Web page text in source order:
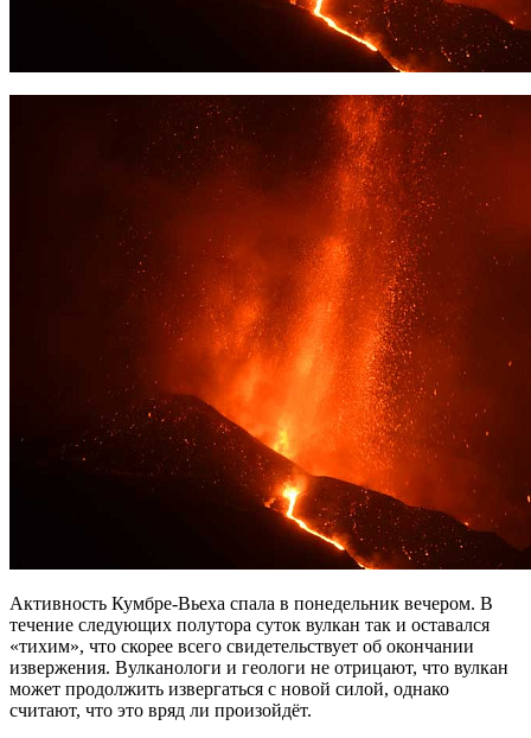
Активность Кумбре-Вьеха спала в понедельник вечером. В
течение следующих полутора суток вулкан так и оставался
«тихим», что скорее всего свидетельствует об окончании
извержения. Вулканологи и геологи не отрицают, что вулкан
может продолжить извергаться с новой силой, однако
считают, что это вряд ли произойдёт.